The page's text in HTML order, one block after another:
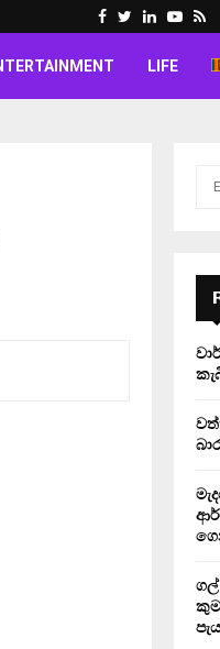
Facebook
Twitter
LinkedinRss
LIFE
r
:
ගල්